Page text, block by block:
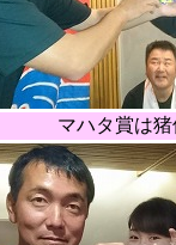
マハタ賞は